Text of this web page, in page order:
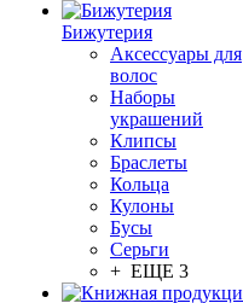
Бижутерия
Аксессуары для
волос
Наборы
украшений
Клипсы
Браслеты
Кольца
Кулоны
Бусы
Серьги
+ ЕЩЕ 3